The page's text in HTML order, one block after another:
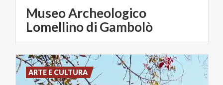
Museo Archeologico
Lomellino di Gambolò
ARTE E CULTURA